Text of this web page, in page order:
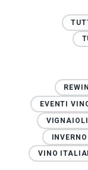
EVENTI
VINO